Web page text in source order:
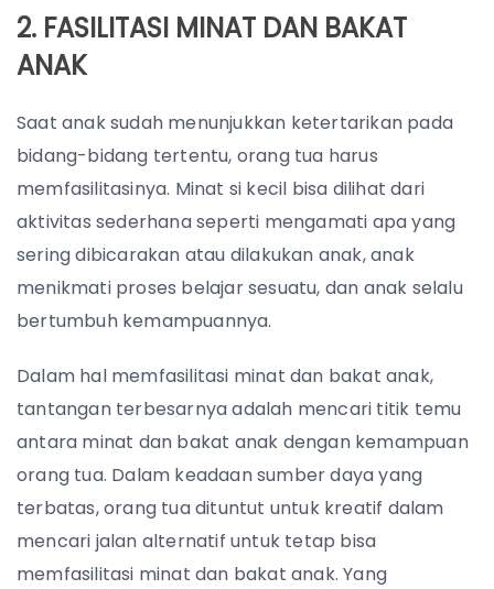
2. FASILITASI MINAT DAN BAKAT
ANAK
Saat anak sudah menunjukkan ketertarikan pada
bidang-bidang tertentu, orang tua harus
memfasilitasinya. Minat si kecil bisa dilihat dari
aktivitas sederhana seperti mengamati apa yang
sering dibicarakan atau dilakukan anak, anak
menikmati proses belajar sesuatu, dan anak selalu
bertumbuh kemampuannya.
Dalam hal memfasilitasi minat dan bakat anak,
tantangan terbesarnya adalah mencari titik temu
antara minat dan bakat anak dengan kemampuan
orang tua. Dalam keadaan sumber daya yang
terbatas, orang tua dituntut untuk kreatif dalam
mencari jalan alternatif untuk tetap bisa
memfasilitasi minat dan bakat anak. Yang